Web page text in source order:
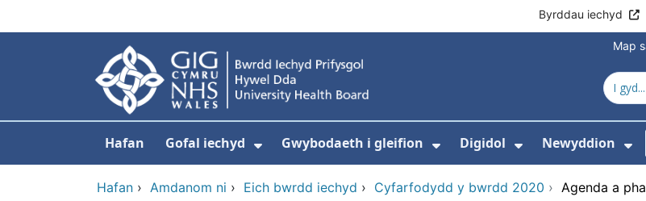
Byrddau iechyd
Map
Hafan Gofal iechyd
Dangos isddewislen ar gyfer Gofal iechyd
Gwybodaeth i gleifion
Dangos isddewislen ar
Digidol
Dangos
Newyddion
Hafan › Amdanom ni › Eich bwrdd iechyd › Cyfarfodydd y bwrdd 2020 › Agenda a